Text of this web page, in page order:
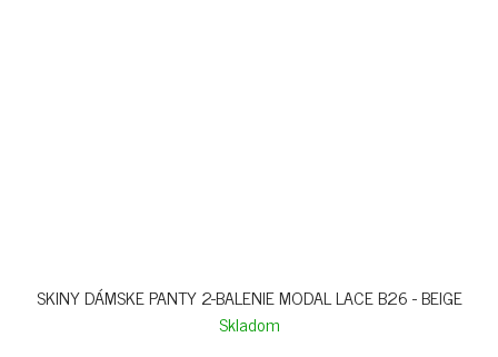
SKINY DÁMSKE PANTY 2-BALENIE MODAL LACE B26 - BEIGE
Skladom